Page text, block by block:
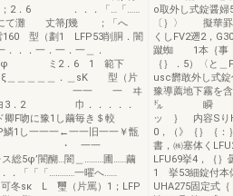
6 ．．．「…「……
て灘 丈箒∫幾 ；「へ
160 型（劃1 LFP53削胴．闇
．．一．一．一＿．
．5φ ミ2．6 1 範下
ξ＿＿＿＿＿．＿sK 型（片
12細 i 一一 一 ヰ
3．2 巾．．．．．
卿F吻に豫1し繭毎き＄較
一一←一一旧一一￥甑
・ 一一
醐…闇＿………圃……繭
．．「「「…………一曜へ……
冬sκ L 璽（片罵）1；LFP
o取外し式錠醤
〔｝〉 擬華罫
くしFV2遡2，
蹴蜘 1本｛事〈
｛｝．5）〈
usc欝敢外し式
豫導薦地下霧を
㌦ 瞬 聡
ッ ｝ 内容Sり
0，（》｛｝｛
書，㈱塞体く
LFU69挙4，｛｝
1 挙53細錠付本
UHA275固定式